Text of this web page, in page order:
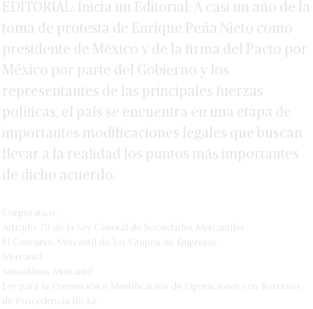
EDITORIAL: Inicia un Editorial: A casi un año de la
toma de protesta de Enrique Peña Nieto como
presidente de México y de la firma del Pacto por
México por parte del Gobierno y los
representantes de las principales fuerzas
políticas, el país se encuentra en una etapa de
importantes modificaciones legales que buscan
llevar a la realidad los puntos más importantes
de dicho acuerdo.
Corporativo:
Artículo 70 de la Ley General de Sociedades Mercantiles.
El Concurso Mercantil de los Grupos de Empresas.
Mercantil:
Miscelánea Mercantil.
Ley para la Prevención e Identificación de Operaciones con Recursos
de Procedencia Ilícita.